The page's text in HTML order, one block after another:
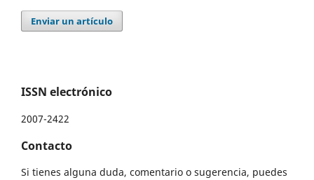
Enviar un artículo
ISSN electrónico
2007-2422
Contacto
Si tienes alguna duda, comentario o sugerencia, puedes